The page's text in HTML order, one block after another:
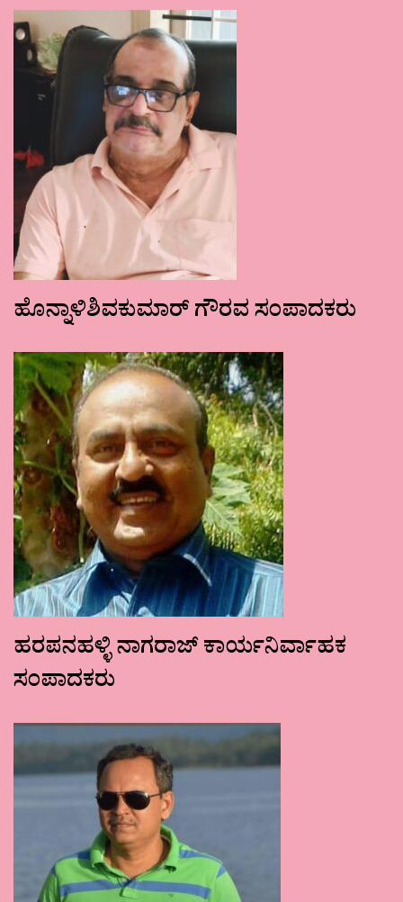
ಹೊನ್ನಾಳಿಶಿವಕುಮಾರ್ ಗೌರವ ಸಂಪಾದಕರು
ಹರಪನಹಳ್ಳಿ ನಾಗರಾಜ್ ಕಾರ್ಯನಿರ್ವಾಹಕ
ಸಂಪಾದಕರು